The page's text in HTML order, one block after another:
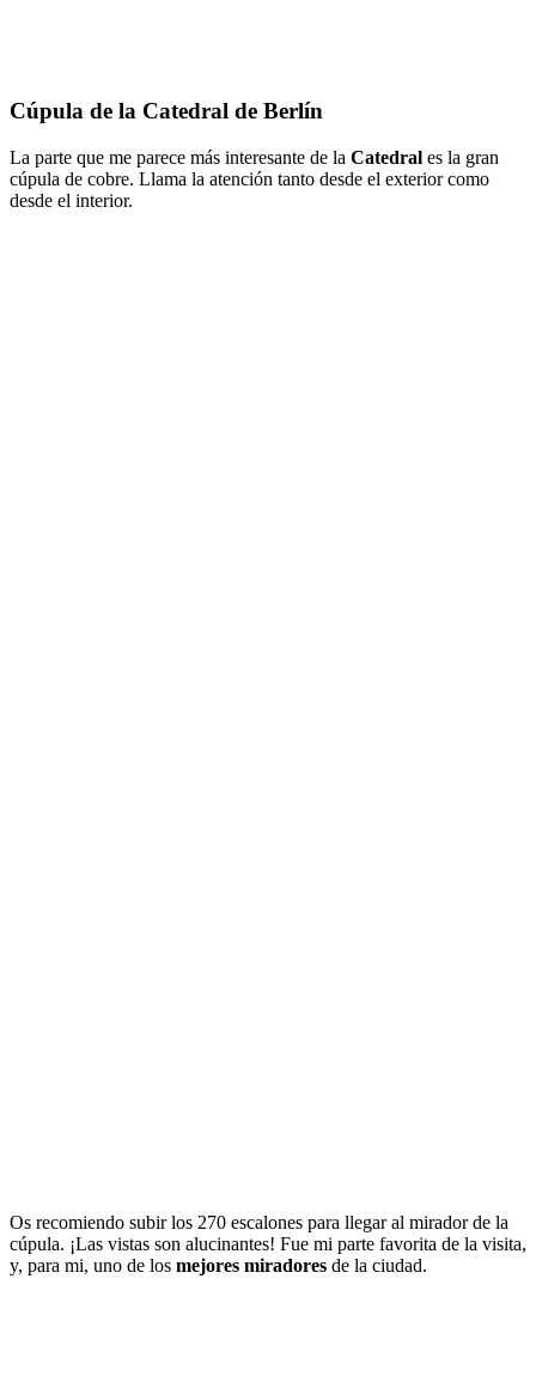
Cúpula de la Catedral de Berlín
La parte que me parece más interesante de la Catedral es la gran
cúpula de cobre. Llama la atención tanto desde el exterior como
desde el interior.
Os recomiendo subir los 270 escalones para llegar al mirador de la
cúpula. ¡Las vistas son alucinantes! Fue mi parte favorita de la visita,
y, para mi, uno de los mejores miradores de la ciudad.